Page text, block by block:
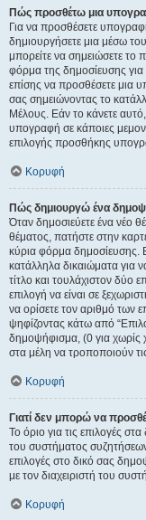
Πώς προσθέτω μια
Για να προσθέσετε
δημιουργήσετε μια μέσω
μπορείτε να σημειώσετε το
φόρμα της δημοσίευσης
επίσης να προσθέσετε μια
σας σημειώνοντας το
Μέλους. Εάν το κάνετε
υπογραφή σε κάποιες
επιλογής προσθήκης
Κορυφή
Πώς δημιουργώ ένα
Όταν δημοσιεύετε ένα νέο
θέματος, πατήστε στην
κύρια φόρμα δημοσίευσης.
κατάλληλα δικαιώματα για
τίτλο και τουλάχιστον δύο
επιλογή να είναι σε
να ορίσετε τον αριθμό των
ψηφίζοντας κάτω από
δημοψήφισμα, (0 για χωρίς
στα μέλη να τροποποιούν
Κορυφή
Γιατί δεν μπορώ να
Το όριο για τις επιλογές
του συστήματος
επιλογές στο δικό σας
με τον διαχειριστή του
Κορυφή